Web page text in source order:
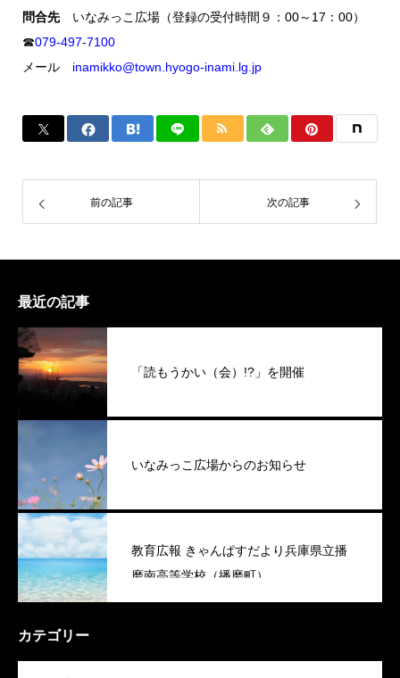
問合先いなみっこ広場（登録の受付時間９：00～17：00）
☎079-497-7100
メール inamikko@town.hyogo-inami.lg.jp
前の記事 次の記事
最近の記事
「読もうかい（会）!?」を開催
いなみっこ広場からのお知らせ
教育広報 きゃんぱすだより兵庫県立播
磨南高等学校（播磨町）
カテゴリー